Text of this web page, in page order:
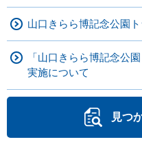
山口きらら博記念公園
「山口きらら博記念公
実施について
見つ